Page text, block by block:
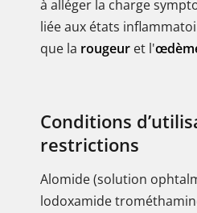
à alléger la charge
liée aux états
que la rougeur et l'
Conditions
restrictions
Alomide (solution
lodoxamide